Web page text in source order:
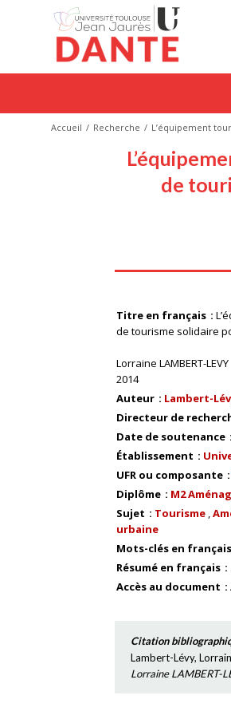
Accueil Recherche L’équipement
de
Titre en français
de tourisme solidaire
Lorraine LAMBERT-LEVY
2014
Auteur
Lambert-
Directeur de
Date de soutenance
Établissement
UFR ou composante
Diplôme
M2
Sujet
Tourisme
urbaine
Mots-clés en français
Résumé en français
Accès au document
Citation
Lambert-Lévy,
Lorraine LAMBERT-